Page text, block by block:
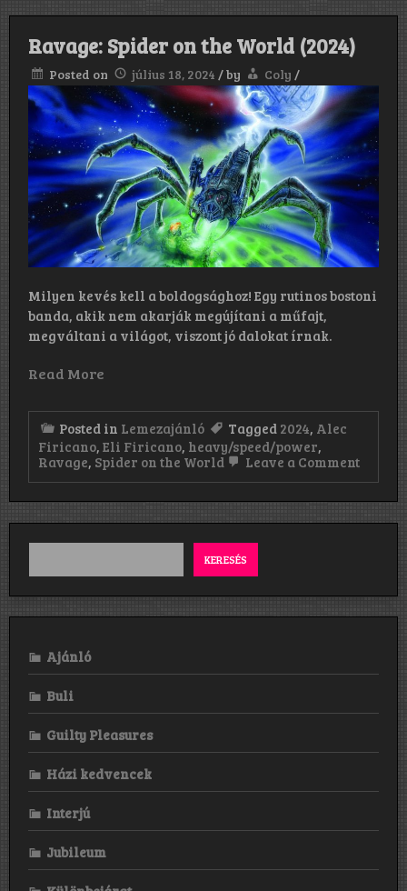
Ravage: Spider on the World (2024)
Posted on július 18, 2024 /by Coly /
Milyen kevés kell a boldogsághoz! Egy rutinos bostoni
banda, akik nem akarják megújítani a műfajt,
megváltani a világot, viszont jó dalokat írnak.
Read More
Posted in Lemezajánló Tagged 2024, Alec
Firicano, Eli Firicano, heavy/speed/power,
Ravage, Spider on the World Leave a Commenton
on
the
KERESÉS
Ajánló
Buli
Guilty Pleasures
Házi kedvencek
Interjú
Jubileum